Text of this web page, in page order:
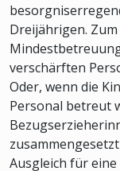
Dreijährigen.
verschärften
Oder, wenn die
Personal betreut
Ausgleich für